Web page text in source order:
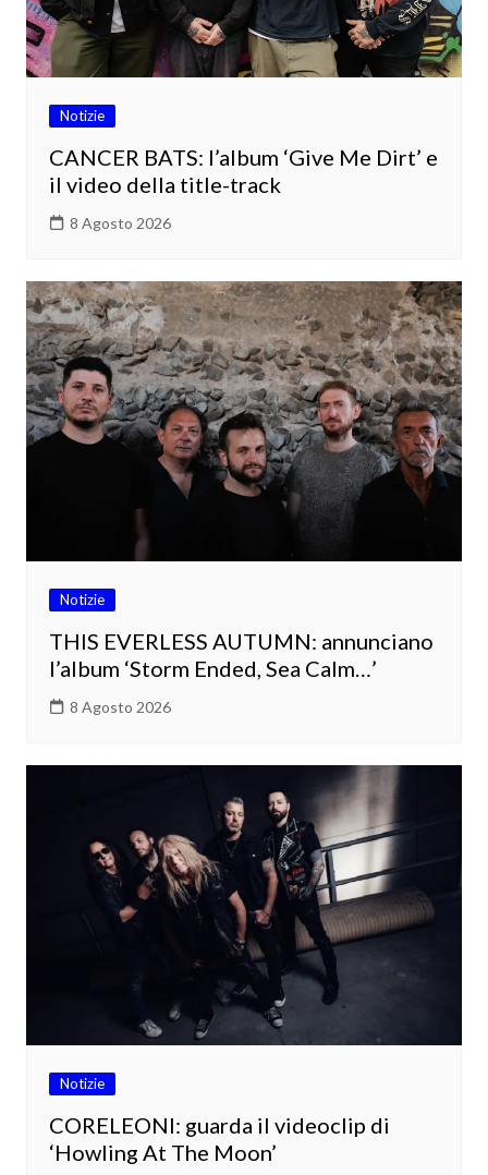
Notizie
CANCER BATS: l’album ‘Give Me Dirt’ e
il video della title-track
8 Agosto 2026
Notizie
THIS EVERLESS AUTUMN: annunciano
l’album ‘Storm Ended, Sea Calm…’
8 Agosto 2026
Notizie
CORELEONI: guarda il videoclip di
‘Howling At The Moon’